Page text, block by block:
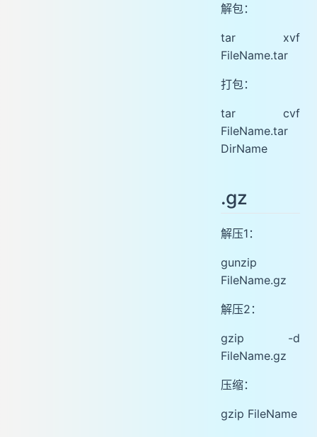
.tar.bz
.Z
.tar.Z
.rar
.lha
.rpm
解包：
tar xvf
FileName.tar
打包：
tar cvf
FileName.tar
DirName
.gz
解压1：
gunzip
FileName.gz
解压2：
gzip -d
FileName.gz
压缩：
gzip FileName